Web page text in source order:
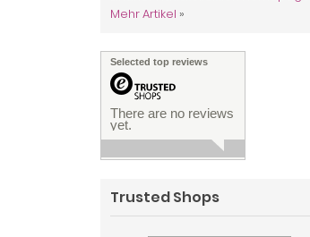
Mehr Artikel »
Selected top reviews
There are no reviews
yet.
Trusted Shops